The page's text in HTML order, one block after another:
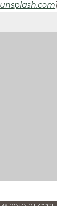
unsplash.com]